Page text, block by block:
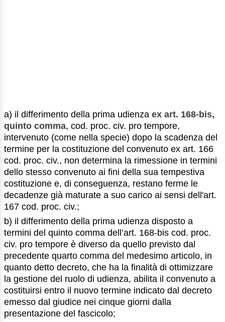
a) il differimento della prima udienza ex art. 168-bis,
quinto comma, cod. proc. civ. pro tempore,
intervenuto (come nella specie) dopo la scadenza del
termine per la costituzione del convenuto ex art. 166
cod. proc. civ., non determina la rimessione in termini
dello stesso convenuto ai fini della sua tempestiva
costituzione e, di conseguenza, restano ferme le
decadenze già maturate a suo carico ai sensi dell'art.
167 cod. proc. civ.;
b) il differimento della prima udienza disposto a
termini del quinto comma dell’art. 168-bis cod. proc.
civ. pro tempore è diverso da quello previsto dal
precedente quarto comma del medesimo articolo, in
quanto detto decreto, che ha la finalità di ottimizzare
la gestione del ruolo di udienza, abilita il convenuto a
costituirsi entro il nuovo termine indicato dal decreto
emesso dal giudice nei cinque giorni dalla
presentazione del fascicolo;